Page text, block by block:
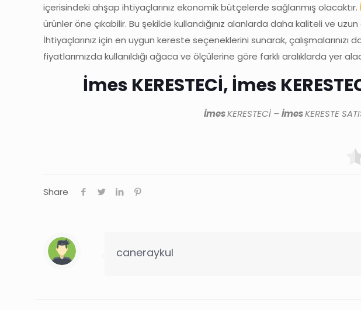
içerisindeki ahşap ihtiyaçlarınız ekonomik bütçelerde sağlanmış olacaktır.
ürünler öne çıkabilir. Bu şekilde kullandığınız alanlarda daha kaliteli ve
İhtiyaçlarınız için en uygun kereste seçeneklerini sunarak,
fiyatlarımızda kullanıldığı ağaca ve ölçülerine göre farklı aralıklarda yer
İmes KERESTECİ, İmes
İmesKERESTECİ –İmesKERESTE
Share
caneraykul